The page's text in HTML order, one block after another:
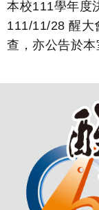
本校111學年度
111/11/28 醒大
查，亦公告於本